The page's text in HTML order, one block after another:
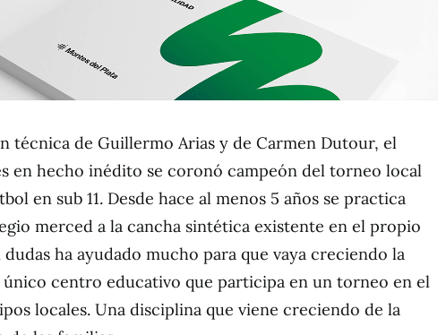
técnica de Guillermo Arias y de Carmen Dutour, el
en hecho inédito se coronó campeón del torneo local
en sub 11. Desde hace al menos 5 años se practica
merced a la cancha sintética existente en el propio
dudas ha ayudado mucho para que vaya creciendo la
único centro educativo que participa en un torneo en el
locales. Una disciplina que viene creciendo de la